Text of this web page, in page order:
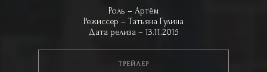
Роль – Артём
Режиссер – Татьяна Гулина
Дата релиза – 13.11.2015
ТРЕЙЛЕР